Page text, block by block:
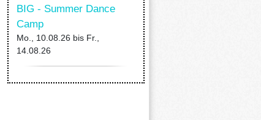
BIG - Summer Dance
Camp
Mo., 10.08.26 bis Fr.,
14.08.26